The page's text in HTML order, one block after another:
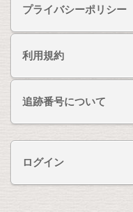
プライバシーポリシー
利用規約
追跡番号について
ログイン